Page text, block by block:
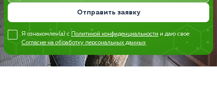
Отправить заявку
Я ознакомлен(а) с Политикой конфиденциальности и даю свое
Согласие на обработку персональных данных